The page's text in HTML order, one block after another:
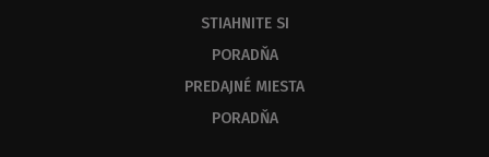
STIAHNITE SI
PORADŇA
PREDAJNÉ MIESTA
PORADŇA